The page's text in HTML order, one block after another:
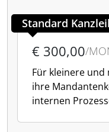
Standard
€ 300,00/
Für kleinere und
ihre
internen